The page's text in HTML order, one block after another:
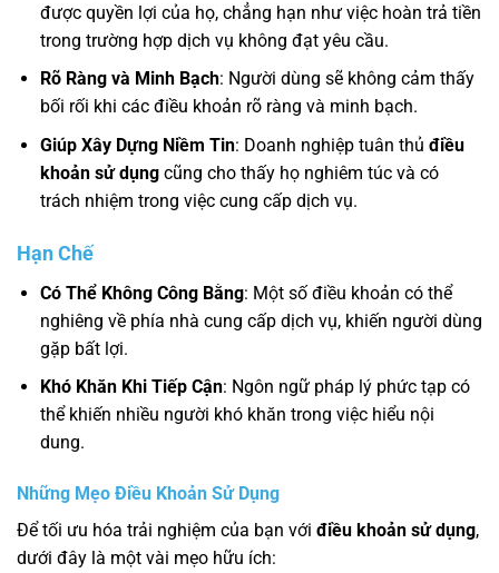
được quyền lợi của họ, chẳng hạn như việc hoàn trả tiền
trong trường hợp dịch vụ không đạt yêu cầu.
Rõ Ràng và Minh Bạch: Người dùng sẽ không cảm thấy
bối rối khi các điều khoản rõ ràng và minh bạch.
Giúp Xây Dựng Niềm Tin: Doanh nghiệp tuân thủ điều
khoản sử dụngcũng cho thấy họ nghiêm túc và có
trách nhiệm trong việc cung cấp dịch vụ.
Hạn Chế
Có Thể Không Công Bằng: Một số điều khoản có thể
nghiêng về phía nhà cung cấp dịch vụ, khiến người dùng
gặp bất lợi.
Khó Khăn Khi Tiếp Cận: Ngôn ngữ pháp lý phức tạp có
thể khiến nhiều người khó khăn trong việc hiểu nội
dung.
Những Mẹo Điều Khoản Sử Dụng
Để tối ưu hóa trải nghiệm của bạn với điều khoản sử dụng,
dưới đây là một vài mẹo hữu ích: